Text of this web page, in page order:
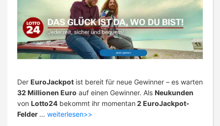
Der EuroJackpot ist bereit für neue Gewinner – es warten
32 Millionen Euro auf einen Gewinner. Als Neukunden
von Lotto24 bekommt ihr momentan 2 EuroJackpot-
Felder … weiterlesen>>